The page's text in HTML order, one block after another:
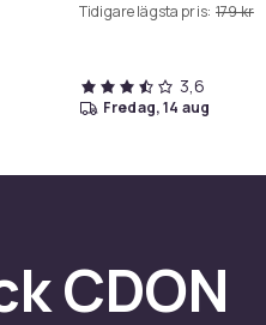
Tidigare lägsta pris: 179 kr
3,6
fredag, 14 aug
CDON